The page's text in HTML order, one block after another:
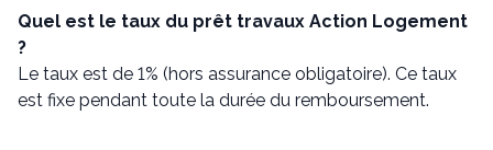
Quel est le taux du prêt travaux Action Logement
?
Le taux est de 1% (hors assurance obligatoire). Ce taux
est fixe pendant toute la durée du remboursement.